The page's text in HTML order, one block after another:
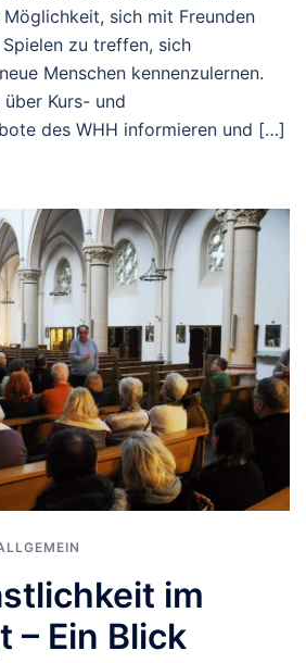
sich mit Freunden
zu treffen, sich
Menschen kennenzulernen.
Kurs- und
des WHH informieren und […]
im
– Ein Blick